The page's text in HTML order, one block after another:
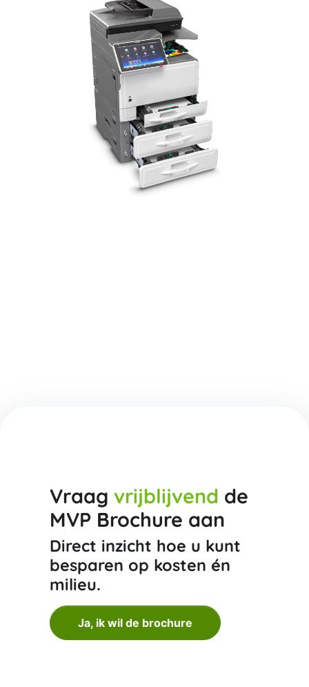
Vraag vrijblijvend de
MVP Brochure aan
Direct inzicht hoe u kunt
besparen op kosten én
milieu.
Ja, ik wil de brochure